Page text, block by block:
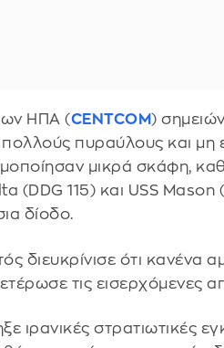
ΗΠΑ (CENTCOM)
πολλούς πυραύλους και
μικρά σκάφη,
(DDG 115) και USS Mason
δίοδο.
διευκρίνισε ότι κανένα
τις εισερχόμενες
ιρανικές στρατιωτικές